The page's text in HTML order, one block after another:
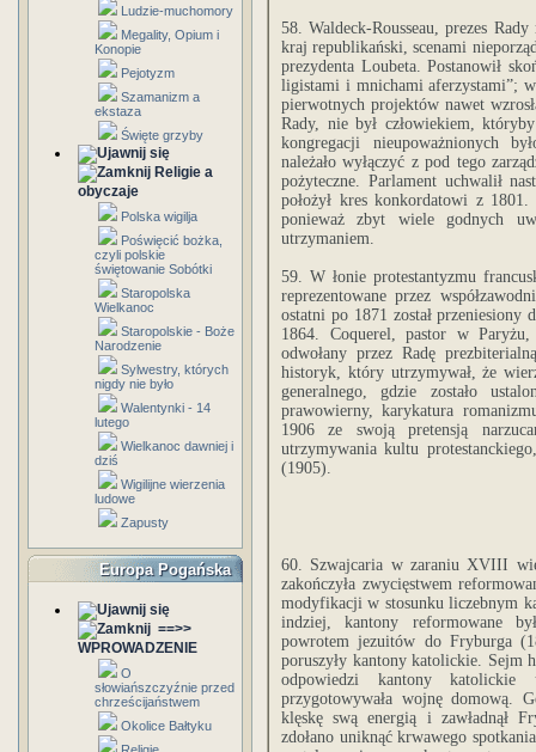
Ludzie-muchomory
Megality, Opium i
Konopie
Pejotyzm
Szamanizm a
ekstaza
Święte grzyby
Religie a
obyczaje
Polska wigilja
Poświęcić bożka,
czyli polskie
świętowanie Sobótki
Staropolska
Wielkanoc
Staropolskie - Boże
Narodzenie
Sylwestry, których
nigdy nie było
Walentynki - 14
lutego
Wielkanoc dawniej i
dziś
Wigilijne wierzenia
ludowe
Zapusty
Europa Pogańska
==>>
WPROWADZENIE
O
słowiańszczyźnie przed
chrześcijaństwem
Okolice Bałtyku
58. Waldeck-Rousseau, prezes
kraj republikański, scenami
prezydenta Loubeta. Postanowił
ligistami i mnichami aferzystami”;
pierwotnych projektów nawet
Rady, nie był człowiekiem,
kongregacji nieupoważnionych
należało wyłączyć z pod tego
pożyteczne. Parlament uchwalił
położył kres konkordatowi z
ponieważ zbyt wiele godnych
utrzymaniem.
59. W łonie protestantyzmu
reprezentowane przez
ostatni po 1871 został
1864. Coquerel, pastor w
odwołany przez Radę
historyk, który utrzymywał, że
generalnego, gdzie zostało
prawowierny, karykatura
1906 ze swoją pretensją
utrzymywania kultu
(1905).
60. Szwajcaria w zaraniu XVIII
zakończyła zwycięstwem
modyfikacji w stosunku liczebnym
indziej, kantony reformowane
powrotem jezuitów do Fryburga
poruszyły kantony katolickie. Sejm
odpowiedzi kantony
przygotowywała wojnę domową.
klęskę swą energią i zawładnął
zdołano uniknąć krwawego